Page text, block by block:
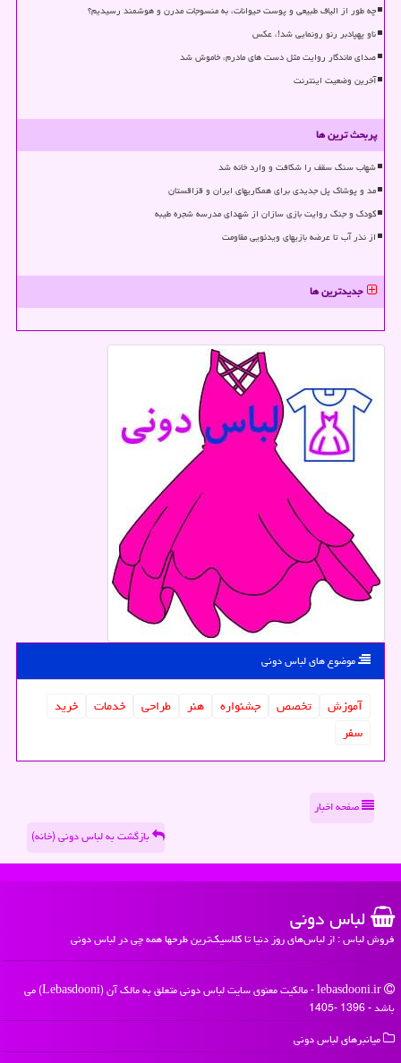
چه طور از الیاف طبیعی و پوست حیوانات، به منسوجات مدرن و هوشمند رسیدیم؟
ناو پهپادبر رنو رونمایی شد!، عکس
صدای ماندگار روایت مثل دست های مادرم، خاموش شد
آخرین وضعیت اینترنت
پربحث ترین ها
شهاب سنگ سقف را شکافت و وارد خانه شد
مد و پوشاک پل جدیدی برای همکاریهای ایران و قزاقستان
کودک و جنگ روایت بازی سازان از شهدای مدرسه شجره طیبه
از نذر آب تا عرضه بازیهای ویدئویی مقاومت
جدیدترین ها
موضوع های لباس دونی
آموزش تخصص جشنواره هنر طراحی خدمات
خرید
سفر
صفحه اخبار
بازگشت به لباس دونی (خانه)
لباس دونی
فروش لباس : از لباس‌های روز دنیا تا کلاسیک‌ترین طرحها همه چی در لباس دونی
lebasdooni.ir - مالکیت معنوی سایت لباس دونی متعلق به مالک آن (Lebasdooni) می
باشد - 1396 -1405
میانبرهای لباس دونی